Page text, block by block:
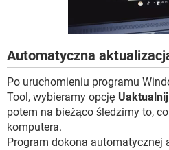
Automatyczna
Po uruchomieniu programu
Tool, wybieramy opcję
potem na bieżąco śledzimy to,
komputera.
Program dokona automatycznej